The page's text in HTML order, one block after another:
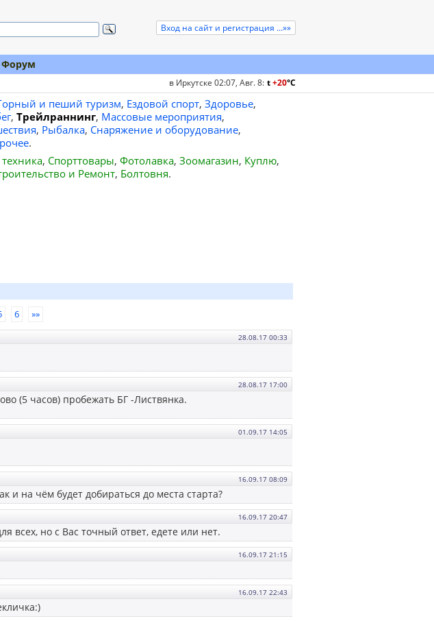
Вход на сайт и регистрация ...»»
Форум
в Иркутске 02:07, Авг. 8: t+20°C
и пеший туризм, Ездовой спорт, Здоровье,
, Трейлраннинг, Массовые мероприятия,
, Рыбалка, Снаряжение и оборудование,
.
, Спорттовары, Фотолавка, Зоомагазин, Куплю,
и Ремонт, Болтовня.
6 »»
28.08.17 00:33
28.08.17 17:00
(5 часов) пробежать БГ -Листвянка.
01.09.17 14:05
16.09.17 08:09
и на чём будет добираться до места старта?
16.09.17 20:47
всех, но с Вас точный ответ, едете или нет.
16.09.17 21:15
16.09.17 22:43